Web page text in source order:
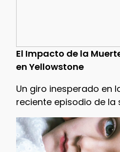
El Impacto de la
en Yellowstone
Un giro inesperado en
reciente episodio de la